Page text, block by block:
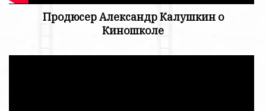
Продюсер Александр Калушкин о
Киношколе